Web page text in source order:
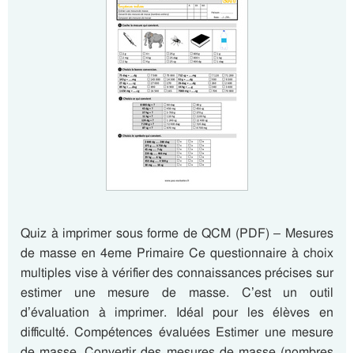
Quiz à imprimer sous forme de QCM (PDF) – Mesures
de masse en 4eme Primaire Ce questionnaire à choix
multiples vise à vérifier des connaissances précises sur
estimer une mesure de masse. C’est un outil
d’évaluation à imprimer. Idéal pour les élèves en
difficulté. Compétences évaluées Estimer une mesure